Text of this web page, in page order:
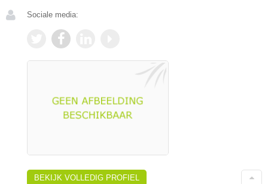
Sociale media:
BEKIJK VOLLEDIG PROFIEL